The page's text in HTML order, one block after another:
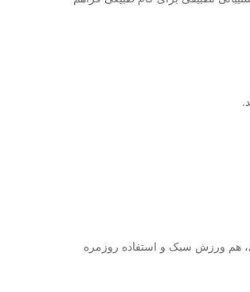
هم ورزش سبک و استفاده روزمره